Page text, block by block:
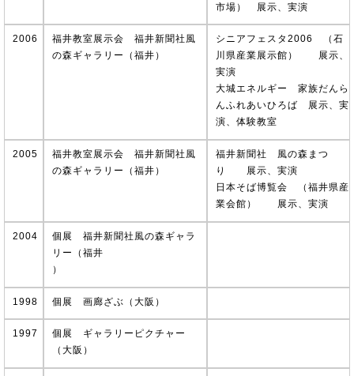
市場） 展示、実演
2006
福井教室展示会 福井新聞社風
の森ギャラリー（福井）
シニアフェスタ2006 （石
川県産業展示館） 展示、
実演
大城エネルギー 家族だんら
んふれあいひろば 展示、実
演、体験教室
2005
福井教室展示会 福井新聞社風
の森ギャラリー（福井）
福井新聞社 風の森まつ
り 展示、実演
日本そば博覧会 （福井県産
業会館） 展示、実演
2004
個展 福井新聞社風の森ギャラ
リー（福井
）
1998 個展 画廊ざぶ（大阪）
1997
個展 ギャラリーピクチャー
（大阪）